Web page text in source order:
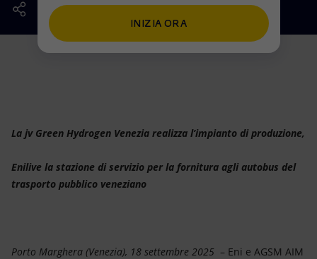
Net Zero
Modello satellitare
Collaborazioni per l'innovazione
Attività nel mondo
Mobilità
La jv Green Hydrogen Venezia realizza l’impianto di produzione,
Enilive la stazione di servizio per la fornitura agli autobus del
trasporto pubblico veneziano
Porto Marghera (Venezia), 18 settembre 2025 – Eni e AGSM AIM
INIZIA ORA